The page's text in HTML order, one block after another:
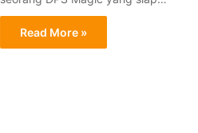
Read More »